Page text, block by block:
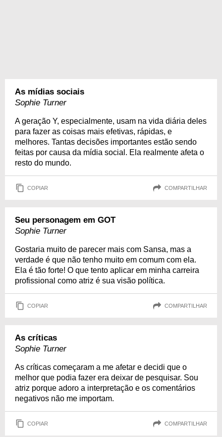
As mídias sociais
Sophie Turner
A geração Y, especialmente, usam na vida diária deles
para fazer as coisas mais efetivas, rápidas, e
melhores. Tantas decisões importantes estão sendo
feitas por causa da mídia social. Ela realmente afeta o
resto do mundo.
COPIAR COMPARTILHAR
Seu personagem em GOT
Sophie Turner
Gostaria muito de parecer mais com Sansa, mas a
verdade é que não tenho muito em comum com ela.
Ela é tão forte! O que tento aplicar em minha carreira
profissional como atriz é sua visão política.
COPIAR COMPARTILHAR
As críticas
Sophie Turner
As críticas começaram a me afetar e decidi que o
melhor que podia fazer era deixar de pesquisar. Sou
atriz porque adoro a interpretação e os comentários
negativos não me importam.
COPIAR COMPARTILHAR